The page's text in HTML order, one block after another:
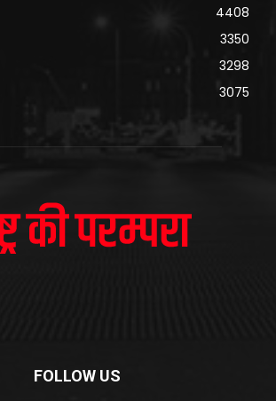
4408
3350
3298
3075
FOLLOW US